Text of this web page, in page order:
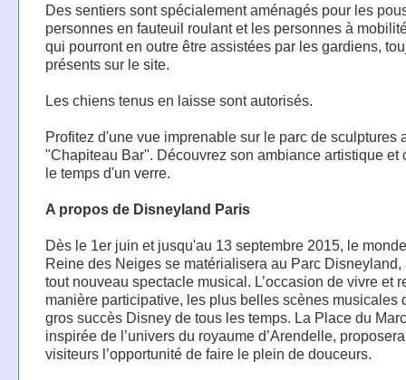
Des sentiers sont spécialement aménagés pour les
personnes en fauteuil roulant et les personnes à
qui pourront en outre être assistées par les gardiens,
présents sur le site.
Les chiens tenus en laisse sont autorisés.
Profitez d'une vue imprenable sur le parc de sculptures
"Chapiteau Bar". Découvrez son ambiance artistique et
le temps d'un verre.
A propos de Disneyland Paris
Dès le 1er juin et jusqu'au 13 septembre 2015, le
Reine des Neiges se matérialisera au Parc Disneyland,
tout nouveau spectacle musical. L’occasion de vivre et
manière participative, les plus belles scènes musicales
gros succès Disney de tous les temps. La Place du
inspirée de l’univers du royaume d’Arendelle,
visiteurs l’opportunité de faire le plein de douceurs.